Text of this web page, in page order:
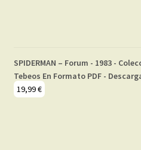
SPIDERMAN – Forum - 1983 -
Tebeos En Formato PDF -
19,99€